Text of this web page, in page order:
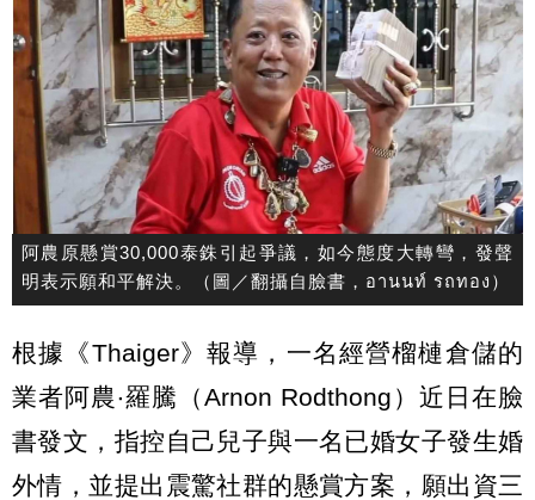
阿農原懸賞30,000泰銖引起爭議，如今態度大轉彎，發聲
明表示願和平解決。（圖／翻攝自臉書，อานนท์ รถทอง）
根據《Thaiger》報導，一名經營榴槤倉儲的
業者阿農‧羅騰（Arnon Rodthong）近日在臉
書發文，指控自己兒子與一名已婚女子發生婚
外情，並提出震驚社群的懸賞方案，願出資三